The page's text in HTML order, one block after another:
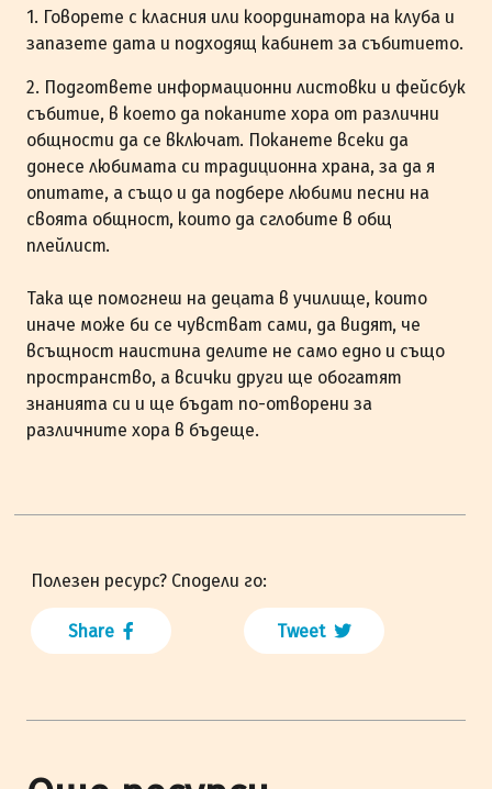
1. Говорете с класния или координатора на клуба и
запазете дата и подходящ кабинет за събитието.
2. Подгответе информационни листовки и фейсбук
събитие, в което да поканите хора от различни
общности да се включат. Поканете всеки да
донесе любимата си традиционна храна, за да я
опитате, а също и да подбере любими песни на
своята общност, които да сглобите в общ
плейлист.
Така ще помогнеш на децата в училище, които
иначе може би се чувстват сами, да видят, че
всъщност наистина делите не само едно и също
пространство, а всички други ще обогатят
знанията си и ще бъдат по-отворени за
различните хора в бъдеще.
Полезен ресурс? Сподели го:
Share Tweet